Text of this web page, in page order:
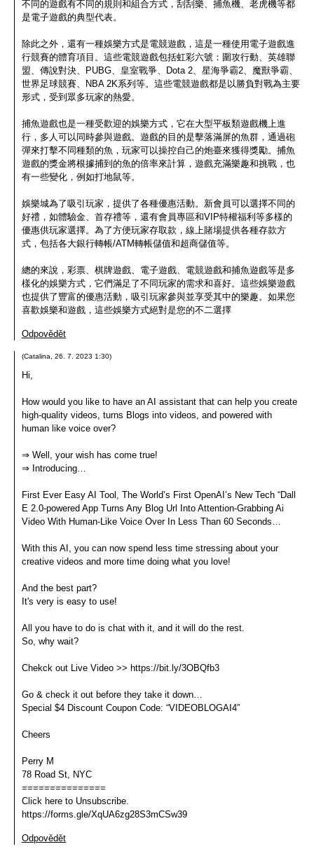
不同的遊戲有不同的規則和組合方式，刮刮樂、捕魚機、老虎機等都
是電子遊戲的典型代表。
除此之外，還有一種娛樂方式是電競遊戲，這是一種使用電子遊戲進
行競賽的體育項目。這些電競遊戲包括虹彩六號：圍攻行動、英雄聯
盟、傳說對決、PUBG、皇室戰爭、Dota 2、星海爭霸2、魔獸爭霸、
世界足球競賽、NBA 2K系列等。這些電競遊戲都是以勝負對戰為主要
形式，受到眾多玩家的熱愛。
捕魚遊戲也是一種受歡迎的娛樂方式，它在大型平板類遊戲機上進
行，多人可以同時參與遊戲。遊戲的目的是擊落滿屏的魚群，通過砲
彈來打擊不同種類的魚，玩家可以操控自己的炮臺來獲得獎勵。捕魚
遊戲的獎金將根據捕到的魚的倍率來計算，遊戲充滿樂趣和挑戰，也
有一些變化，例如打地鼠等。
娛樂城為了吸引玩家，提供了各種優惠活動。新會員可以選擇不同的
好禮，如體驗金、首存禮等，還有會員專區和VIP特權福利等多樣的
優惠供玩家選擇。為了方便玩家存取款，線上賭場提供各種存款方
式，包括各大銀行轉帳/ATM轉帳儲值和超商儲值等。
總的來說，彩票、棋牌遊戲、電子遊戲、電競遊戲和捕魚遊戲等是多
樣化的娛樂方式，它們滿足了不同玩家的需求和喜好。這些娛樂遊戲
也提供了豐富的優惠活動，吸引玩家參與並享受其中的樂趣。如果您
喜歡娛樂和遊戲，這些娛樂方式絕對是您的不二選擇
Odpovědět
(Catalina 26. 7. 2023 1:30)
Hi,
How would you like to have an AI assistant that can help you create
high-quality videos, turns Blogs into videos, and powered with
human like voice over?
⇒ Well, your wish has come true!
⇒ Introducing…
First Ever Easy AI Tool, The World’s First OpenAI’s New Tech “Dall
E 2.0-powered App Turns Any Blog Url Into Attention-Grabbing Ai
Video With Human-Like Voice Over In Less Than 60 Seconds…
With this AI, you can now spend less time stressing about your
creative videos and more time doing what you love!
And the best part?
It's very is easy to use!
All you have to do is chat with it, and it will do the rest.
So, why wait?
Chekck out Live Video >> https://bit.ly/3OBQfb3
Go & check it out before they take it down…
Special $4 Discount Coupon Code: “VIDEOBLOGAI4”
Cheers
Perry M
78 Road St, NYC
===============
Click here to Unsubscribe.
https://forms.gle/XqUA6zg28S3mCSw39
Odpovědět